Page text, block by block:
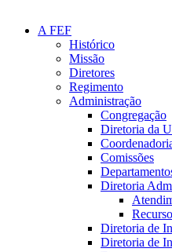
A FEF
Histórico
Missão
Diretores
Regimento
Administração
Congregação
Diretoria da
Comissões
Diretoria
Diretoria de
Diretoria de